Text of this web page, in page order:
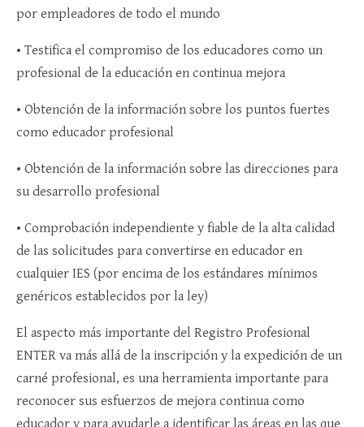
por empleadores de todo el mundo
• Testifica el compromiso de los educadores como un
profesional de la educación en continua mejora
• Obtención de la información sobre los puntos fuertes
como educador profesional
• Obtención de la información sobre las direcciones para
su desarrollo profesional
• Comprobación independiente y fiable de la alta calidad
de las solicitudes para convertirse en educador en
cualquier IES (por encima de los estándares mínimos
genéricos establecidos por la ley)
El aspecto más importante del Registro Profesional
ENTER va más allá de la inscripción y la expedición de un
carné profesional, es una herramienta importante para
reconocer sus esfuerzos de mejora continua como
educador y para ayudarle a identificar las áreas en las que